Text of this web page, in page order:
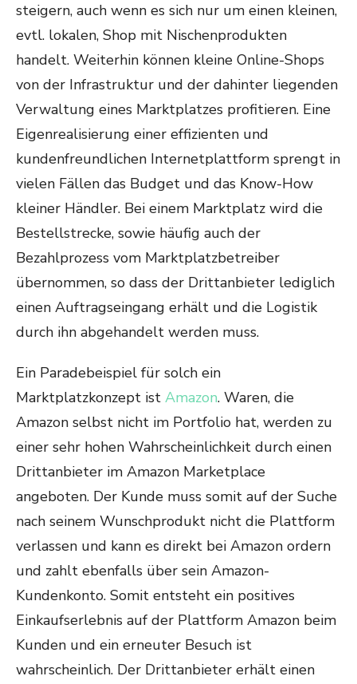
steigern, auch wenn es sich nur um einen kleinen,
evtl. lokalen, Shop mit Nischenprodukten
handelt. Weiterhin können kleine Online-Shops
von der Infrastruktur und der dahinter liegenden
Verwaltung eines Marktplatzes profitieren. Eine
Eigenrealisierung einer effizienten und
kundenfreundlichen Internetplattform sprengt in
vielen Fällen das Budget und das Know-How
kleiner Händler. Bei einem Marktplatz wird die
Bestellstrecke, sowie häufig auch der
Bezahlprozess vom Marktplatzbetreiber
übernommen, so dass der Drittanbieter lediglich
einen Auftragseingang erhält und die Logistik
durch ihn abgehandelt werden muss.
Ein Paradebeispiel für solch ein
Marktplatzkonzept ist Amazon. Waren, die
Amazon selbst nicht im Portfolio hat, werden zu
einer sehr hohen Wahrscheinlichkeit durch einen
Drittanbieter im Amazon Marketplace
angeboten. Der Kunde muss somit auf der Suche
nach seinem Wunschprodukt nicht die Plattform
verlassen und kann es direkt bei Amazon ordern
und zahlt ebenfalls über sein Amazon-
Kundenkonto. Somit entsteht ein positives
Einkaufserlebnis auf der Plattform Amazon beim
Kunden und ein erneuter Besuch ist
wahrscheinlich. Der Drittanbieter erhält einen